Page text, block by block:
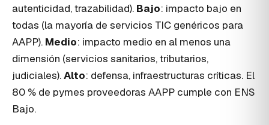
autenticidad, trazabilidad). Bajo: impacto bajo en
todas (la mayoría de servicios TIC genéricos para
AAPP). Medio: impacto medio en al menos una
dimensión (servicios sanitarios, tributarios,
judiciales).Alto: defensa, infraestructuras críticas. El
80 % de pymes proveedoras AAPP cumple con ENS
Bajo.